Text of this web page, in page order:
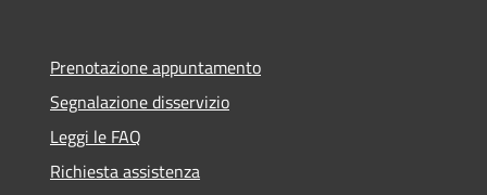
Prenotazione appuntamento
Segnalazione disservizio
Leggi le FAQ
Richiesta assistenza